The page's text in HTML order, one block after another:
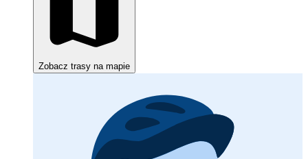
Zobacz trasy na mapie